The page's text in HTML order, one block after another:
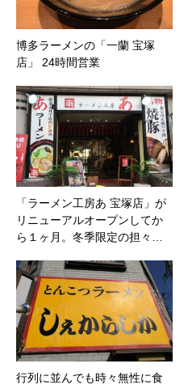
博多ラーメンの「一蘭 宝塚
店」 24時間営業
「ラーメン工房あ 宝塚店」が
リニューアルオープンしてか
ら１ヶ月。冬季限定の担々…
行列に並んでも時々無性に食